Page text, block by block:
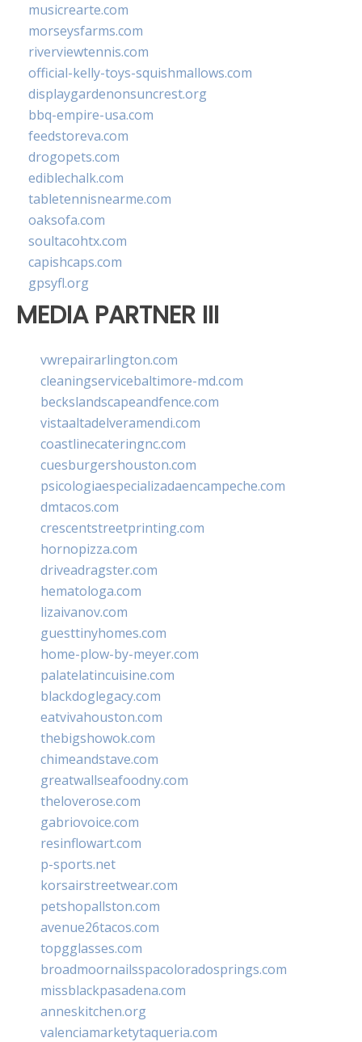
musicrearte.com
morseysfarms.com
riverviewtennis.com
official-kelly-toys-squishmallows.com
displaygardenonsuncrest.org
bbq-empire-usa.com
feedstoreva.com
drogopets.com
ediblechalk.com
tabletennisnearme.com
oaksofa.com
soultacohtx.com
capishcaps.com
gpsyfl.org
MEDIA PARTNER III
vwrepairarlington.com
cleaningservicebaltimore-md.com
beckslandscapeandfence.com
vistaaltadelveramendi.com
coastlinecateringnc.com
cuesburgershouston.com
psicologiaespecializadaencampeche.com
dmtacos.com
crescentstreetprinting.com
hornopizza.com
driveadragster.com
hematologa.com
lizaivanov.com
guesttinyhomes.com
home-plow-by-meyer.com
palatelatincuisine.com
blackdoglegacy.com
eatvivahouston.com
thebigshowok.com
chimeandstave.com
greatwallseafoodny.com
theloverose.com
gabriovoice.com
resinflowart.com
p-sports.net
korsairstreetwear.com
petshopallston.com
avenue26tacos.com
topgglasses.com
broadmoornailsspacoloradosprings.com
missblackpasadena.com
anneskitchen.org
valenciamarketytaqueria.com